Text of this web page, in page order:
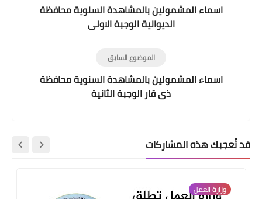
اسماء المشمولين بالمشاهدة السنوية محافظة
الديوانية الوجبة الاولى
الموضوع السابق
اسماء المشمولين بالمشاهدة السنوية محافظة
ذي قار الوجبة الثانية
قد تُعجبك هذه المشاركات
وزارة العمل